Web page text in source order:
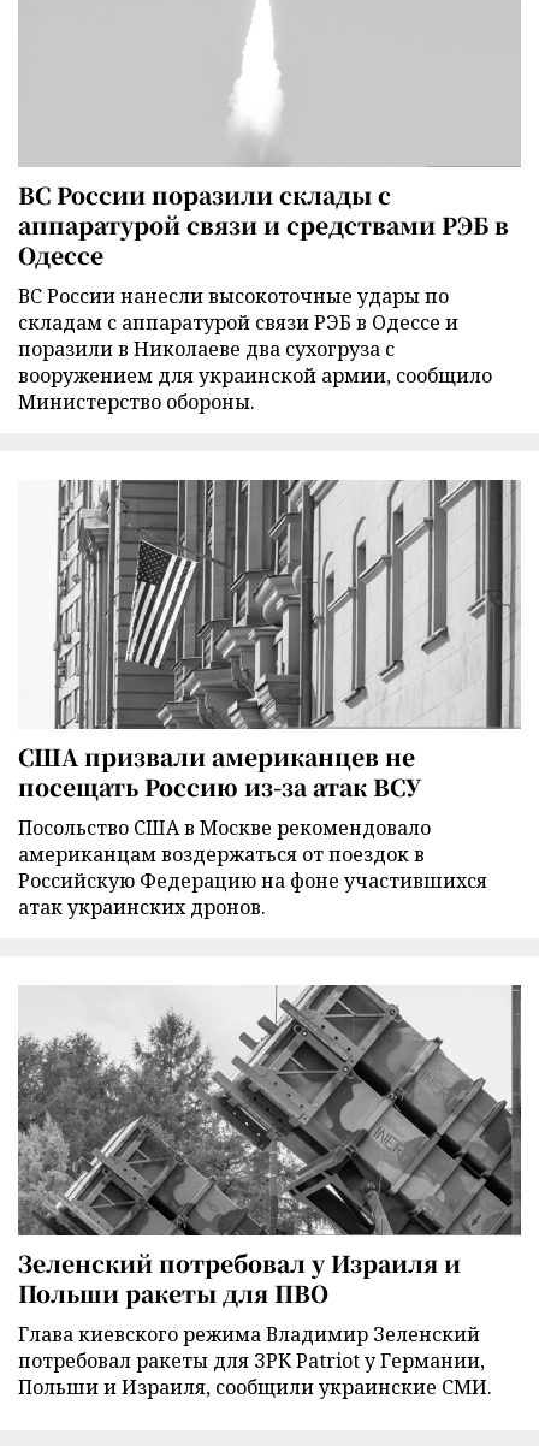
ВС России поразили склады с
аппаратурой связи и средствами РЭБ в
Одессе
ВС России нанесли высокоточные удары по
складам с аппаратурой связи РЭБ в Одессе и
поразили в Николаеве два сухогруза с
вооружением для украинской армии, сообщило
Министерство обороны.
США призвали американцев не
посещать Россию из-за атак ВСУ
Посольство США в Москве рекомендовало
американцам воздержаться от поездок в
Российскую Федерацию на фоне участившихся
атак украинских дронов.
Зеленский потребовал у Израиля и
Польши ракеты для ПВО
Глава киевского режима Владимир Зеленский
потребовал ракеты для ЗРК Patriot у Германии,
Польши и Израиля, сообщили украинские СМИ.